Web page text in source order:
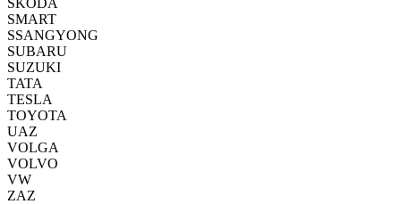
SMART
SSANGYONG
SUBARU
SUZUKI
TATA
TESLA
TOYOTA
UAZ
VOLGA
VOLVO
VW
ZAZ